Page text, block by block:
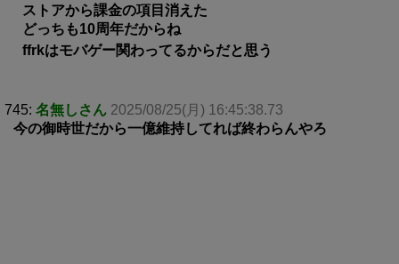
ストアから課金の項目消えた
どっちも10周年だからね
ffrkはモバゲー関わってるからだと思う
745: 名無しさん 2025/08/25(月) 16:45:38.73
今の御時世だから一億維持してれば終わらんやろ